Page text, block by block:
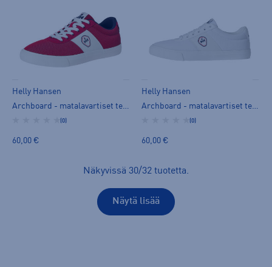
Helly Hansen
(0)
60,00 €
Helly Hansen
(0)
60,00 €
Näkyvissä 30/32 tuotetta.
Näytä lisää